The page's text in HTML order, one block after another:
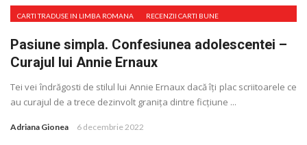
CARTI TRADUSE IN LIMBA ROMANA RECENZII CARTI BUNE
Pasiune simpla. Confesiunea adolescentei –
Curajul lui Annie Ernaux
Tei vei îndrăgosti de stilul lui Annie Ernaux dacă îţi plac scriitoarele ce
au curajul de a trece dezinvolt graniţa dintre ficţiune ...
Adriana Gionea 6 decembrie 2022